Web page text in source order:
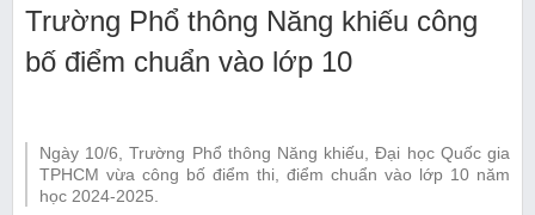
Trường Phổ thông Năng khiếu công
bố điểm chuẩn vào lớp 10
Ngày 10/6, Trường Phổ thông Năng khiếu, Đại học Quốc gia
TPHCM vừa công bố điểm thi, điểm chuẩn vào lớp 10 năm
học 2024-2025.